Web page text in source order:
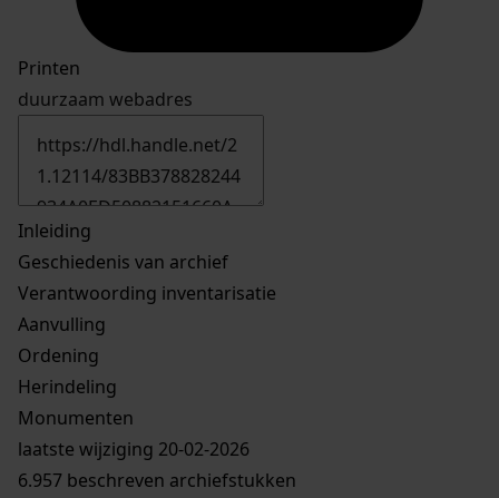
Printen
duurzaam webadres
Inleiding
Geschiedenis van archief
Verantwoording inventarisatie
Aanvulling
Ordening
Herindeling
Monumenten
laatste wijziging 20-02-2026
6.957 beschreven archiefstukken